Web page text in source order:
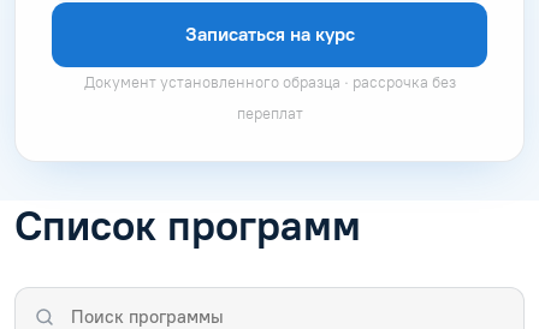
Записаться на курс
Документ установленного образца · рассрочка без
переплат
Список программ